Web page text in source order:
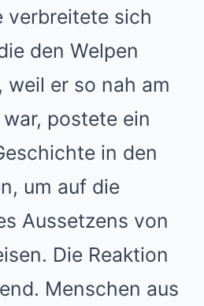
verbreitete sich
den Welpen
weil er so nah am
postete ein
in den
um auf die
Aussetzens von
Die Reaktion
Menschen aus